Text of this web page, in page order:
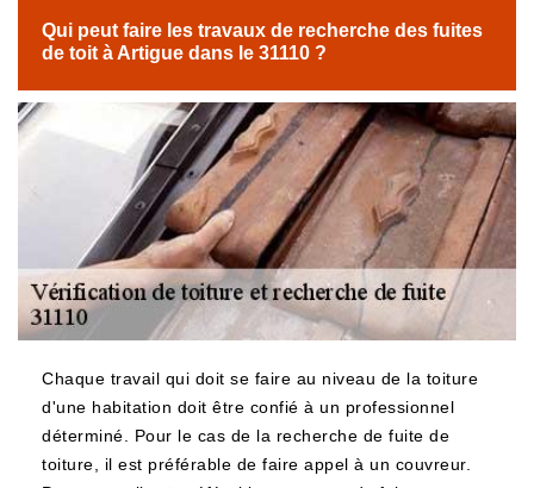
Qui peut faire les travaux de recherche des fuites
de toit à Artigue dans le 31110 ?
Chaque travail qui doit se faire au niveau de la toiture
d'une habitation doit être confié à un professionnel
déterminé. Pour le cas de la recherche de fuite de
toiture, il est préférable de faire appel à un couvreur.